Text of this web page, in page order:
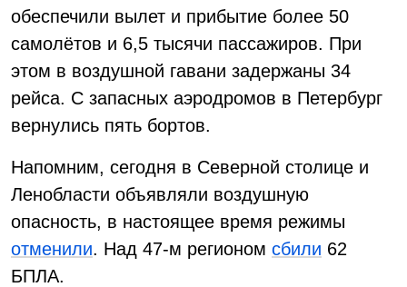
обеспечили вылет и прибытие более 50
самолётов и 6,5 тысячи пассажиров. При
этом в воздушной гавани задержаны 34
рейса. С запасных аэродромов в Петербург
вернулись пять бортов.
Напомним, сегодня в Северной столице и
Ленобласти объявляли воздушную
опасность, в настоящее время режимы
отменили. Над 47-м регионом сбили 62
БПЛА.